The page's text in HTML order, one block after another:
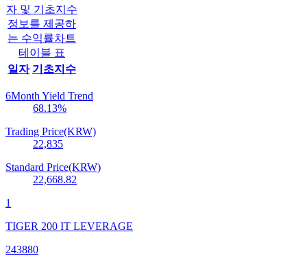
자 및 기초지수
정보를 제공하
는 수익률차트
테이블 표
일자 기초지수
6Month Yield Trend
68.13%
Trading Price(KRW)
22,835
Standard Price(KRW)
22,668.82
1
TIGER 200 IT LEVERAGE
243880